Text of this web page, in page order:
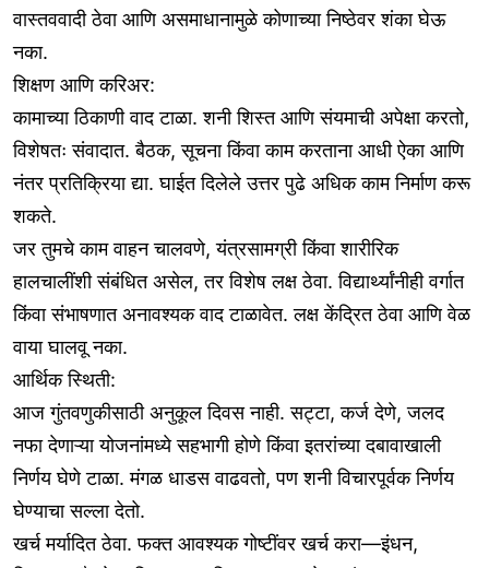
वास्तववादी ठेवा आणि असमाधानामुळे कोणाच्या निष्ठेवर शंका घेऊ
नका.
शिक्षण आणि करिअर:
कामाच्या ठिकाणी वाद टाळा. शनी शिस्त आणि संयमाची अपेक्षा करतो,
विशेषतः संवादात. बैठक, सूचना किंवा काम करताना आधी ऐका आणि
नंतर प्रतिक्रिया द्या. घाईत दिलेले उत्तर पुढे अधिक काम निर्माण करू
शकते.
जर तुमचे काम वाहन चालवणे, यंत्रसामग्री किंवा शारीरिक
हालचालींशी संबंधित असेल, तर विशेष लक्ष ठेवा. विद्यार्थ्यांनीही वर्गात
किंवा संभाषणात अनावश्यक वाद टाळावेत. लक्ष केंद्रित ठेवा आणि वेळ
वाया घालवू नका.
आर्थिक स्थिती:
आज गुंतवणुकीसाठी अनुकूल दिवस नाही. सट्टा, कर्ज देणे, जलद
नफा देणाऱ्या योजनांमध्ये सहभागी होणे किंवा इतरांच्या दबावाखाली
निर्णय घेणे टाळा. मंगळ धाडस वाढवतो, पण शनी विचारपूर्वक निर्णय
घेण्याचा सल्ला देतो.
खर्च मर्यादित ठेवा. फक्त आवश्यक गोष्टींवर खर्च करा—इंधन,